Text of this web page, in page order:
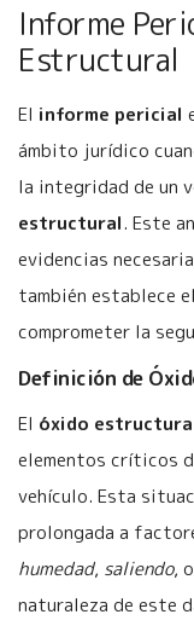
Informe
Estructural
El informe pericial
ámbito jurídico
la integridad de un
estructural. Este
evidencias
también establece
comprometer la
Definición de
El óxido
elementos críticos
vehículo. Esta
prolongada a
humedad, saliendo, o
naturaleza de este